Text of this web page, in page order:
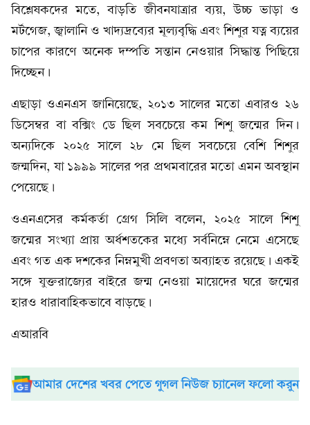
বিশ্লেষকদের মতে, বাড়তি জীবনযাত্রার ব্যয়, উচ্চ ভাড়া ও
মর্টগেজ, জ্বালানি ও খাদ্যদ্রব্যের মূল্যবৃদ্ধি এবং শিশুর যত্ন ব্যয়ের
চাপের কারণে অনেক দম্পতি সন্তান নেওয়ার সিদ্ধান্ত পিছিয়ে
দিচ্ছেন।
এছাড়া ওএনএস জানিয়েছে, ২০১৩ সালের মতো এবারও ২৬
ডিসেম্বর বা বক্সিং ডে ছিল সবচেয়ে কম শিশু জন্মের দিন।
অন্যদিকে ২০২৫ সালে ২৮ মে ছিল সবচেয়ে বেশি শিশুর
জন্মদিন, যা ১৯৯৯ সালের পর প্রথমবারের মতো এমন অবস্থান
পেয়েছে।
ওএনএসের কর্মকর্তা গ্রেগ সিলি বলেন, ২০২৫ সালে শিশু
জন্মের সংখ্যা প্রায় অর্ধশতকের মধ্যে সর্বনিম্নে নেমে এসেছে
এবং গত এক দশকের নিম্নমুখী প্রবণতা অব্যাহত রয়েছে। একই
সঙ্গে যুক্তরাজ্যের বাইরে জন্ম নেওয়া মায়েদের ঘরে জন্মের
হারও ধারাবাহিকভাবে বাড়ছে।
এআরবি
আমার দেশের খবর পেতে গুগল নিউজ চ্যানেল ফলো করুন